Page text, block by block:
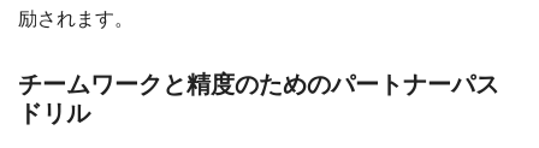
励されます。
チームワークと精度のためのパートナーパス
ドリル